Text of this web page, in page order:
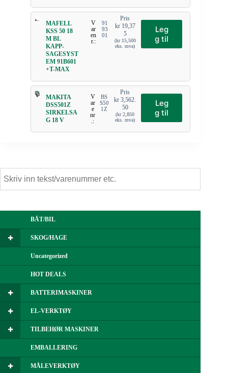
MAFELL
KSS 50 18
M BL
KAPP-
SAGESYST
EM 91B601
+T-MAX
V
ar
en
r.:
91
93
01
Pris
kr19,37
5
(kr15,500
eks. mva)
Leg
g til
MAKITA
DSS501Z
SIRKELSA
G 18 V
V
ar
e
nr
.:
BS
S50
1Z
Pris
kr 3,562.
50
(kr2,850
eks. mva)
Leg
g til
BÅT/BIL
SKOG/HAGE
Uncategorized
HOT DEALS
BATTERIMASKINER
EL-VERKTØY
TILBEHØR MASKINER
EMBALLERING
MÅLEVERKTØY